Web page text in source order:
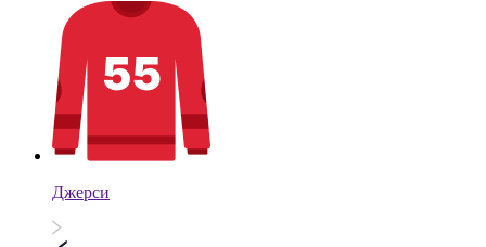
Джерси